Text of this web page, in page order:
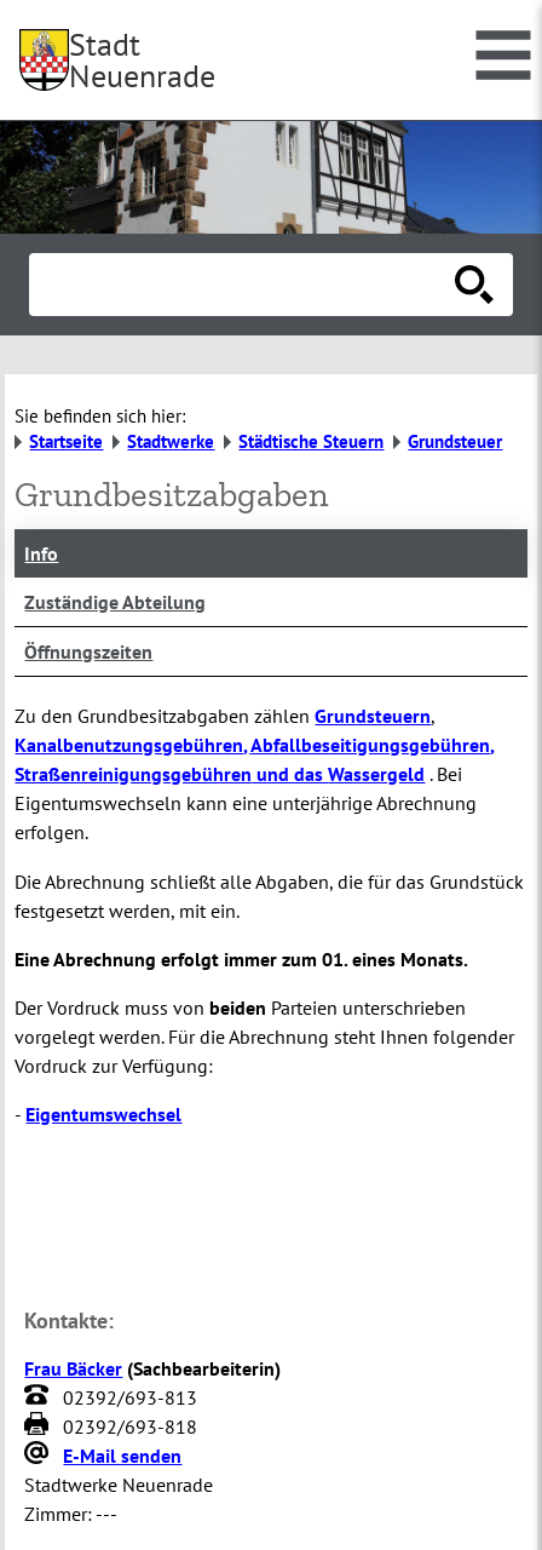
Stadt
Neuenrade
Sie befinden sich hier:
Startseite
Stadtwerke Städtische Steuern Grundsteuer
Grundbesitzabgaben
Info
Zuständige Abteilung
Öffnungszeiten
Zu den Grundbesitzabgaben zählenGrundsteuern,
Kanalbenutzungsgebühren,Abfallbeseitigungsgebühren,
Straßenreinigungsgebühren und dasWassergeld . Bei
Eigentumswechseln kann eine unterjährige Abrechnung
erfolgen.
Die Abrechnung schließt alle Abgaben, die für das Grundstück
festgesetzt werden, mit ein.
Eine Abrechnung erfolgt immer zum 01. eines Monats.
Der Vordruck muss vonbeiden Parteien unterschrieben
vorgelegt werden. Für die Abrechnung steht Ihnen folgender
Vordruck zur Verfügung:
- Eigentumswechsel
Kontakte:
Frau Bäcker (Sachbearbeiterin)
02392/693-813
02392/693-818
E-Mail senden
Stadtwerke Neuenrade
Zimmer: ---